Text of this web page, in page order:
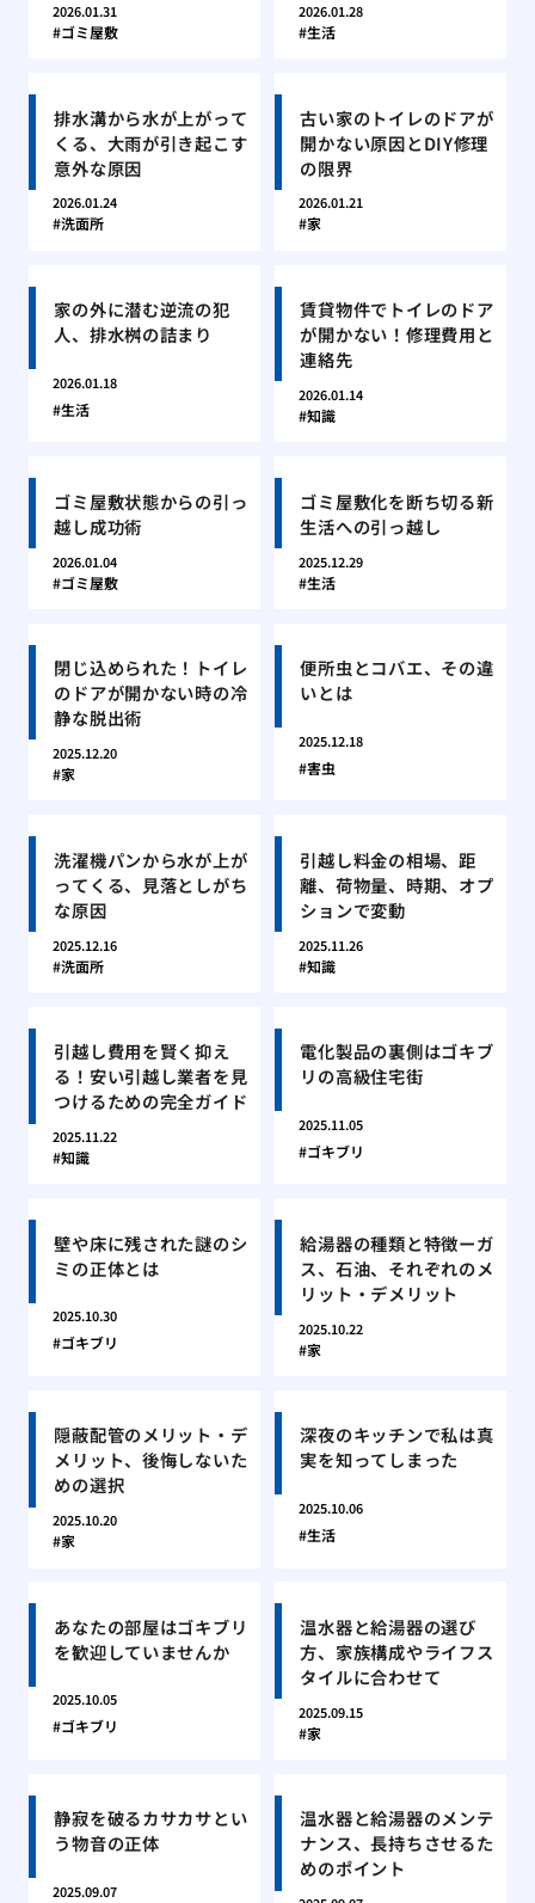
2026.01.31
ゴミ屋敷
2026.01.28
生活
排水溝から水が上がって
くる、大雨が引き起こす
意外な原因
2026.01.24
洗面所
古い家のトイレのドアが
開かない原因とDIY修理
の限界
2026.01.21
家
家の外に潜む逆流の犯
人、排水桝の詰まり
2026.01.18
生活
賃貸物件でトイレのドア
が開かない！修理費用と
連絡先
2026.01.14
知識
ゴミ屋敷状態からの引っ
越し成功術
2026.01.04
ゴミ屋敷
ゴミ屋敷化を断ち切る新
生活への引っ越し
2025.12.29
生活
閉じ込められた！トイレ
のドアが開かない時の冷
静な脱出術
2025.12.20
家
便所虫とコバエ、その違
いとは
2025.12.18
害虫
洗濯機パンから水が上が
ってくる、見落としがち
な原因
2025.12.16
洗面所
引越し料金の相場、距
離、荷物量、時期、オプ
ションで変動
2025.11.26
知識
引越し費用を賢く抑え
る！安い引越し業者を見
つけるための完全ガイド
2025.11.22
知識
電化製品の裏側はゴキブ
リの高級住宅街
2025.11.05
ゴキブリ
壁や床に残された謎のシ
ミの正体とは
2025.10.30
ゴキブリ
給湯器の種類と特徴ーガ
ス、石油、それぞれのメ
リット・デメリット
2025.10.22
家
隠蔽配管のメリット・デ
メリット、後悔しないた
めの選択
2025.10.20
家
深夜のキッチンで私は真
実を知ってしまった
2025.10.06
生活
あなたの部屋はゴキブリ
を歓迎していませんか
2025.10.05
ゴキブリ
温水器と給湯器の選び
方、家族構成やライフス
タイルに合わせて
2025.09.15
家
静寂を破るカサカサとい
う物音の正体
2025.09.07
温水器と給湯器のメンテ
ナンス、長持ちさせるた
めのポイント